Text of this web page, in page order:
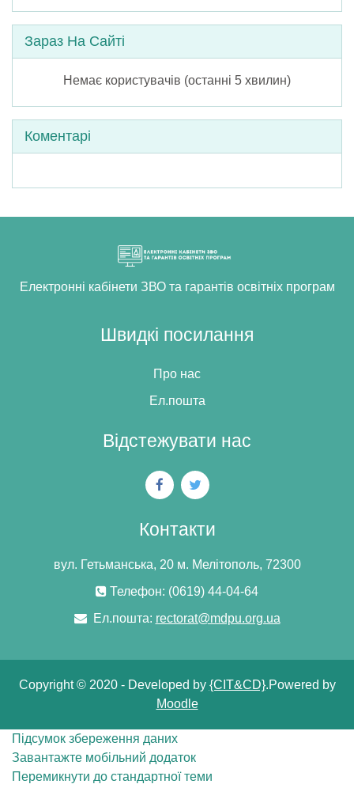
Пропустити Зараз на сайті
Зараз На Сайті
Немає користувачів (останні 5 хвилин)
Пропустити Коментарі
Коментарі
Електронні кабінети ЗВО та гарантів освітніх програм
Швидкі посилання
Про нас
Ел.пошта
Відстежувати нас
Контакти
вул. Гетьманська, 20 м. Мелітополь, 72300
Телефон: (0619) 44-04-64
Ел.пошта: rectorat@mdpu.org.ua
Copyright © 2020 - Developed by {CIT&CD}.Powered by
Moodle
Підсумок збереження даних
Завантажте мобільний додаток
Перемикнути до стандартної теми